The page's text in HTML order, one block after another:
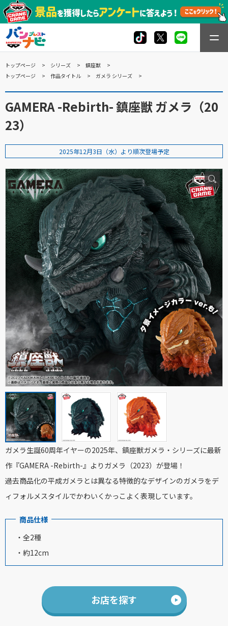
トップページ シリーズ
鎮座獣
トップページ
作品タイトル ガメラ シリーズ
GAMERA -Rebirth- 鎮座獣 ガメラ（20
23）
2025年12月3日（水）より順次登場予定
ガメラ生誕60周年イヤーの2025年、鎮座獣ガメラ・シリーズに最新
作『GAMERA -Rebirth-』よりガメラ（2023）が登場！
過去商品化の平成ガメラとは異なる特徴的なデザインのガメラをデ
ィフォルメスタイルでかわいくかっこよく表現しています。
商品仕様
・全2種
・約12cm
お店を探す